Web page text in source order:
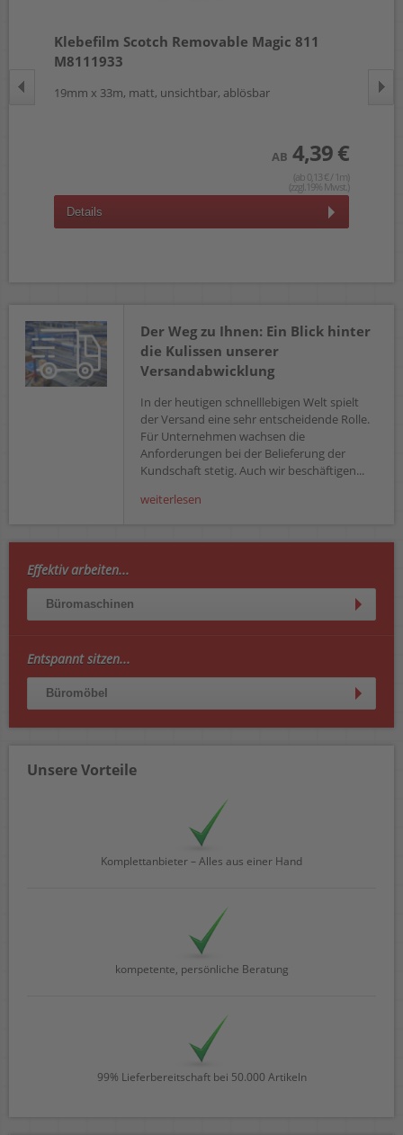
Klebefilm Scotch Removable Magic 811
M8111933
19mm x 33m, matt, unsichtbar, ablösbar
AB 4,39 €
(ab 0,13 € / 1m)
(zzgl.19% Mwst.)
Details
Der Weg zu Ihnen: Ein Blick hinter
die Kulissen unserer
Versandabwicklung
In der heutigen schnelllebigen Welt spielt
der Versand eine sehr entscheidende Rolle.
Für Unternehmen wachsen die
Anforderungen bei der Belieferung der
Kundschaft stetig. Auch wir beschäftigen...
weiterlesen
Effektiv arbeiten...
Büromaschinen
Entspannt sitzen...
Büromöbel
Unsere Vorteile
Komplettanbieter – Alles aus einer Hand
kompetente, persönliche Beratung
99% Lieferbereitschaft bei 50.000 Artikeln